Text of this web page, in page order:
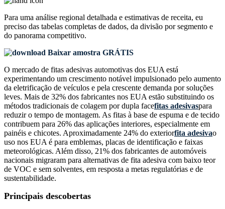
Para uma análise regional detalhada e estimativas de receita, eu
preciso das tabelas completas de dados, da divisão por segmento e
do panorama competitivo.
Baixar amostra GRÁTIS
O mercado de fitas adesivas automotivas dos EUA está
experimentando um crescimento notável impulsionado pelo aumento
da eletrificação de veículos e pela crescente demanda por soluções
leves. Mais de 32% dos fabricantes nos EUA estão substituindo os
métodos tradicionais de colagem por dupla facefitas adesivaspara
reduzir o tempo de montagem. As fitas à base de espuma e de tecido
contribuem para 26% das aplicações interiores, especialmente em
painéis e chicotes. Aproximadamente 24% do exteriorfita adesivao
uso nos EUA é para emblemas, placas de identificação e faixas
meteorológicas. Além disso, 21% dos fabricantes de automóveis
nacionais migraram para alternativas de fita adesiva com baixo teor
de VOC e sem solventes, em resposta a metas regulatórias e de
sustentabilidade.
Principais descobertas